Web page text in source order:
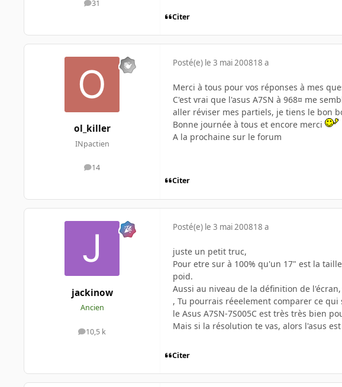
31
messages
Citer
ol_killer
INpactien
14
messages
Posté(e) le 3 mai 200818 a
Merci à tous pour vos réponses à mes
C'est vrai que l'asus A7SN à 968¤ me
aller réviser mes partiels, je tiens le bon
Bonne journée à tous et encore merci
A la prochaine sur le forum
Citer
jackinow
Ancien
10,5 k
messages
Posté(e) le 3 mai 200818 a
juste un petit truc,
Pour etre sur à 100% qu'un 17" est la
poid.
Aussi au niveau de la définition de
, Tu pourrais réeelement comparer ce qui
le Asus A7SN-7S005C est très très bien
Mais si la résolution te vas, alors l'asus
Citer